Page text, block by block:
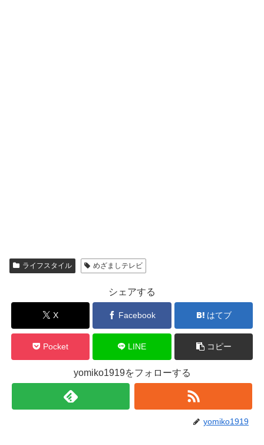
ライフスタイル めざましテレビ
シェアする
X Facebook はてブ
Pocket LINE コピー
yomiko1919をフォローする
yomiko1919